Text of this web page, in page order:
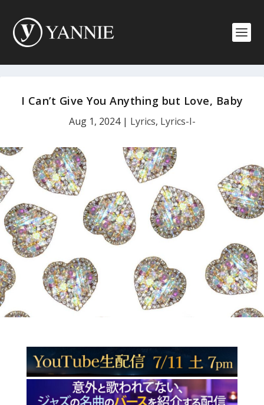
I Can’t Give You Anything but Love, Baby
Aug 1, 2024| Lyrics, Lyrics-I-